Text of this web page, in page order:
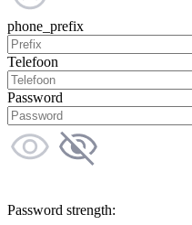
phone_prefix
Telefoon
Password
Password strength: